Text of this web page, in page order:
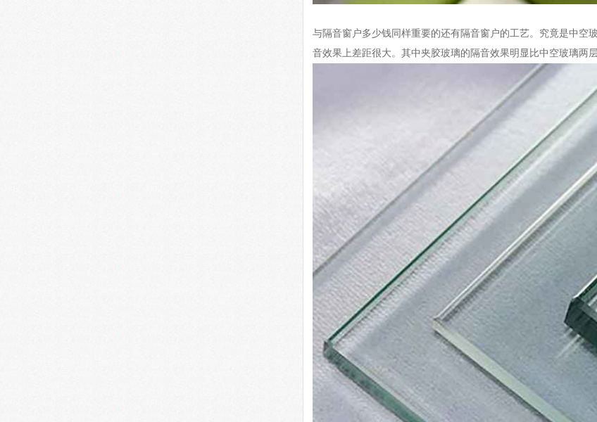
与隔音窗户多少钱同样重要的还有隔音窗户的工艺。究竟是中空
音效果上差距很大。其中夹胶玻璃的隔音效果明显比中空玻璃两